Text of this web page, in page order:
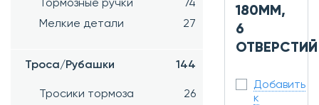
Тормозные ручки
74
Мелкие детали
27
Троса/Рубашки 144
Тросики тормоза
26
180ММ,
6
ОТВЕРСТИЙ
Добавить
к